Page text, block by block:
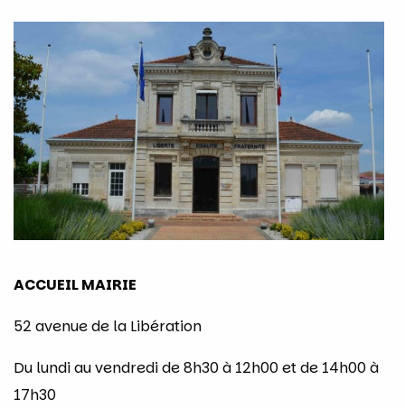
ACCUEIL MAIRIE
52 avenue de la Libération
Du lundi au vendredi de 8h30 à 12h00 et de 14h00 à
17h30